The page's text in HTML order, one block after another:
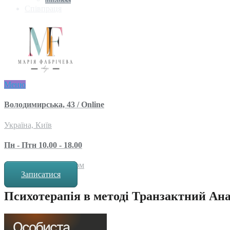
Меню
Володимирська, 43 / Online
Україна, Київ
Пн - Птн 10.00 - 18.00
за попереднім записом
Записатися
Психотерапія в методі Транзактний